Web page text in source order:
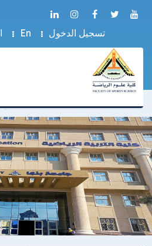
تسجيل الدخول En